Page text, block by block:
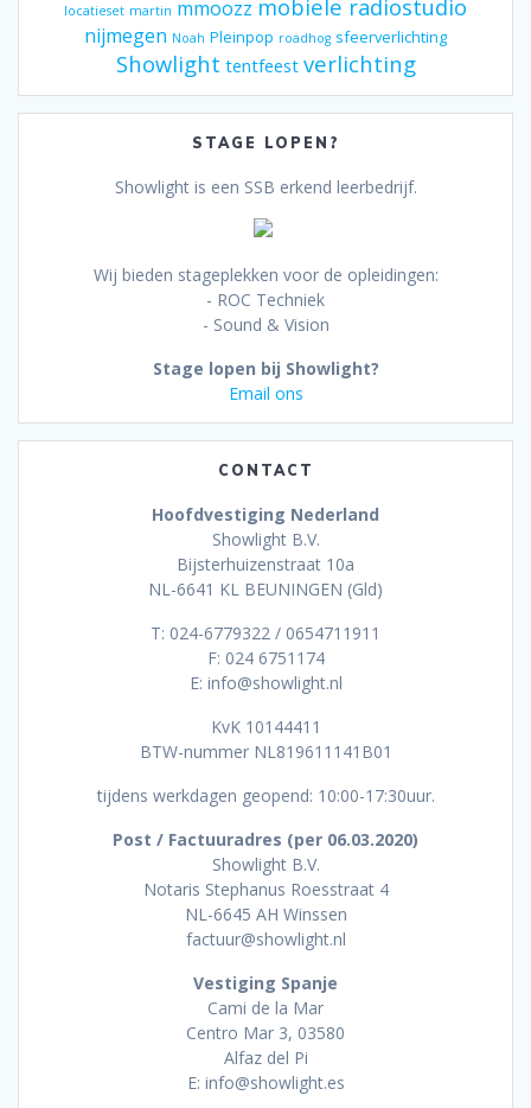
locatieset martin mmoozz mobiele radiostudio
nijmegen Noah Pleinpop roadhog sfeerverlichting
Showlight tentfeest verlichting
STAGE LOPEN?
Showlight is een SSB erkend leerbedrijf.
Wij bieden stageplekken voor de opleidingen:
- ROC Techniek
- Sound & Vision
Stage lopen bij Showlight?
Email ons
CONTACT
Hoofdvestiging Nederland
Showlight B.V.
Bijsterhuizenstraat 10a
NL-6641 KL BEUNINGEN (Gld)
T: 024-6779322 / 0654711911
F: 024 6751174
E: info@showlight.nl
KvK 10144411
BTW-nummer NL819611141B01
tijdens werkdagen geopend: 10:00-17:30uur.
Post / Factuuradres (per 06.03.2020)
Showlight B.V.
Notaris Stephanus Roesstraat 4
NL-6645 AH Winssen
factuur@showlight.nl
Vestiging Spanje
Cami de la Mar
Centro Mar 3, 03580
Alfaz del Pi
E: info@showlight.es